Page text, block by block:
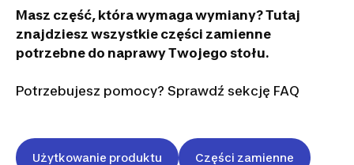
Masz część, która wymaga wymiany? Tutaj
znajdziesz wszystkie części zamienne
potrzebne do naprawy Twojego stołu.
Potrzebujesz pomocy? Sprawdź sekcję FAQ
Użytkowanie produktu Części zamienne